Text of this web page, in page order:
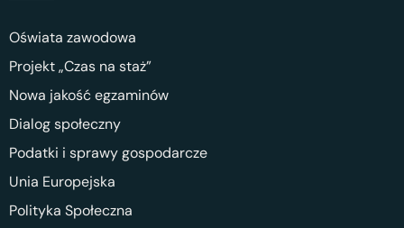
Oświata zawodowa
Projekt „Czas na staż”
Nowa jakość egzaminów
Dialog społeczny
Podatki i sprawy gospodarcze
Unia Europejska
Polityka Społeczna